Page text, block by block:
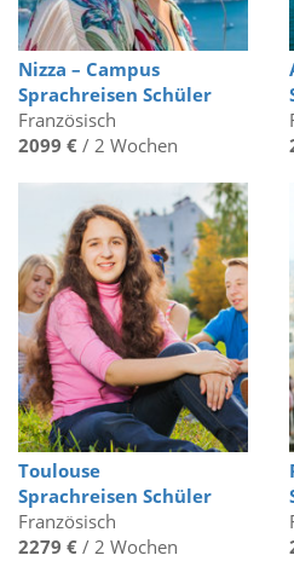
Nizza – Campus
Sprachreisen Schüler
Französisch
2099 € / 2 Wochen
Toulouse
Sprachreisen Schüler
Französisch
2279 € / 2 Wochen